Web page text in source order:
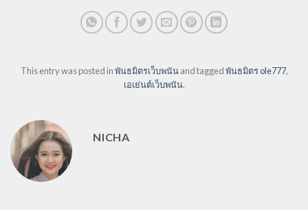
This entry was posted inพันธมิตรเว็บพนันand taggedพันธมิตร ole777,
เอเย่นต์เว็บพนัน.
NICHA